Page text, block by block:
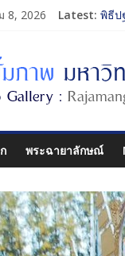
8, 2026 Latest: พิธีป
รับน้
พิธีป
พระฉายาลักษณ์